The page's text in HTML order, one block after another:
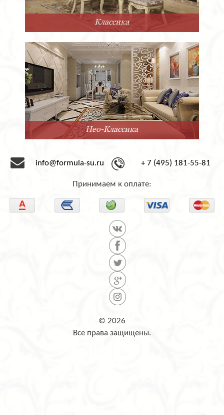
Классика
Нео-Классика
info@formula-su.ru + 7 (495) 181-55-81
Принимаем к оплате:
© 2026
Все права защищены.